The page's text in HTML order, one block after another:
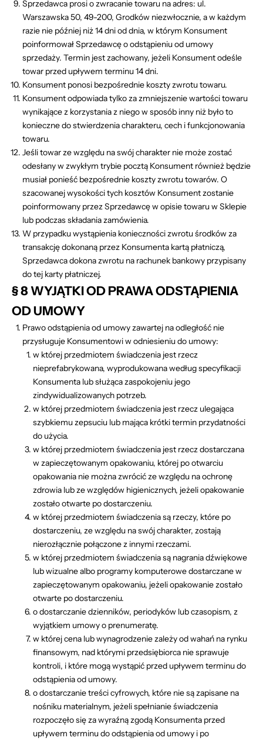
Sprzedawca prosi o zwracanie towaru na adres: ul.
Warszawska 50, 49-200, Grodków niezwłocznie, a w każdym
razie nie później niż 14 dni od dnia, w którym Konsument
poinformował Sprzedawcę o odstąpieniu od umowy
sprzedaży. Termin jest zachowany, jeżeli Konsument odeśle
towar przed upływem terminu 14 dni.
Konsument ponosi bezpośrednie koszty zwrotu towaru.
Konsument odpowiada tylko za zmniejszenie wartości towaru
wynikające z korzystania z niego w sposób inny niż było to
konieczne do stwierdzenia charakteru, cech i funkcjonowania
towaru.
Jeśli towar ze względu na swój charakter nie może zostać
odesłany w zwykłym trybie pocztą Konsument również będzie
musiał ponieść bezpośrednie koszty zwrotu towarów. O
szacowanej wysokości tych kosztów Konsument zostanie
poinformowany przez Sprzedawcę w opisie towaru w Sklepie
lub podczas składania zamówienia.
W przypadku wystąpienia konieczności zwrotu środków za
transakcję dokonaną przez Konsumenta kartą płatniczą,
Sprzedawca dokona zwrotu na rachunek bankowy przypisany
do tej karty płatniczej.
§ 8 WYJĄTKI OD PRAWA ODSTĄPIENIA
OD UMOWY
Prawo odstąpienia od umowy zawartej na odległość nie
przysługuje Konsumentowi w odniesieniu do umowy:
w której przedmiotem świadczenia jest rzecz
nieprefabrykowana, wyprodukowana według specyfikacji
Konsumenta lub służąca zaspokojeniu jego
zindywidualizowanych potrzeb.
w której przedmiotem świadczenia jest rzecz ulegająca
szybkiemu zepsuciu lub mająca krótki termin przydatności
do użycia.
w której przedmiotem świadczenia jest rzecz dostarczana
w zapieczętowanym opakowaniu, której po otwarciu
opakowania nie można zwrócić ze względu na ochronę
zdrowia lub ze względów higienicznych, jeżeli opakowanie
zostało otwarte po dostarczeniu.
w której przedmiotem świadczenia są rzeczy, które po
dostarczeniu, ze względu na swój charakter, zostają
nierozłącznie połączone z innymi rzeczami.
w której przedmiotem świadczenia są nagrania dźwiękowe
lub wizualne albo programy komputerowe dostarczane w
zapieczętowanym opakowaniu, jeżeli opakowanie zostało
otwarte po dostarczeniu.
o dostarczanie dzienników, periodyków lub czasopism, z
wyjątkiem umowy o prenumeratę.
w której cena lub wynagrodzenie zależy od wahań na rynku
finansowym, nad którymi przedsiębiorca nie sprawuje
kontroli, i które mogą wystąpić przed upływem terminu do
odstąpienia od umowy.
o dostarczanie treści cyfrowych, które nie są zapisane na
nośniku materialnym, jeżeli spełnianie świadczenia
rozpoczęło się za wyraźną zgodą Konsumenta przed
upływem terminu do odstąpienia od umowy i po